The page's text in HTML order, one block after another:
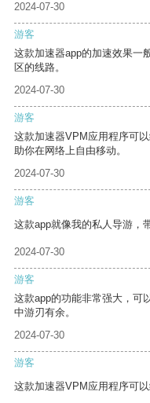
2024-07-30
游客
这款加速器app的加速效果一
区的线路。
2024-07-30
游客
这款加速器VPM应用程序可
助你在网络上自由移动。
2024-07-30
游客
这款app就像我的私人导游，
2024-07-30
游客
这款app的功能非常强大，可
中游刃有余。
2024-07-30
游客
这款加速器VPM应用程序可